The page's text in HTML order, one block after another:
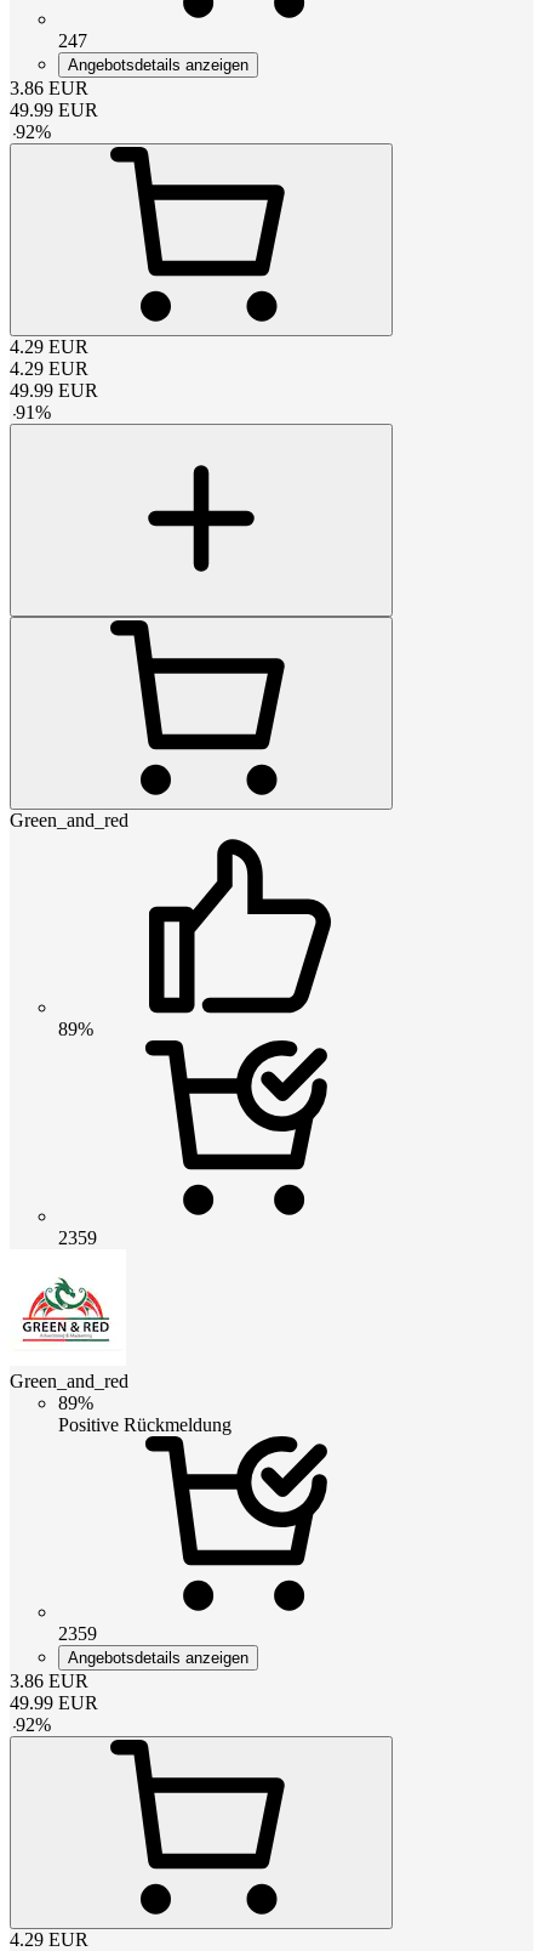
247
Angebotsdetails anzeigen
3.86 EUR
49.99 EUR
-92%
4.29 EUR
4.29 EUR
49.99 EUR
-91%
Green_and_red
89%
2359
Green_and_red
89%
Positive Rückmeldung
2359
Angebotsdetails anzeigen
3.86 EUR
49.99 EUR
-92%
4.29 EUR